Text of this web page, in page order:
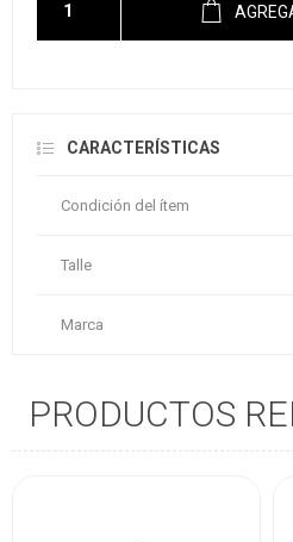
CARACTERÍSTICAS
Condición del ítem
Talle
Marca
PRODUCTOS